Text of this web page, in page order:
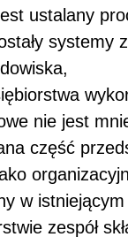
ustalany
systemy
nie jest
część
w istniejącym
zespół